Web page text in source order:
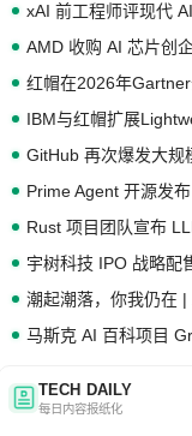
xAI 前工程师评现代
红帽在2026年
GitHub 再次爆发大规
潮起潮落，你我仍在
马斯克 AI 百科项目
TECH DAILY
每日内容报纸化